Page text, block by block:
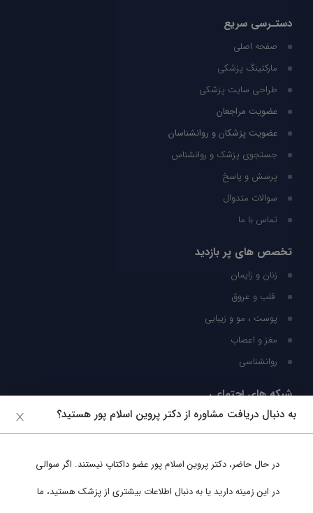
دستـرسی سریع
صفحه اصلی
مارکتینگ پزشکی
طراحی سایت پزشکی
عضویت مراجعان
عضویت پزشکان و روانشناسان
جستجوی پزشک و روانشناس
پرسش و پاسخ
سوالات متدوال
تماس با ما
تخصص های پر بازدید
زنان و زایمان
قلب و عروق
پوست ، مو و زیبایی
مغز و اعصاب
روانشناسی
شبکه های اجتماعی
ما را در شبکه های اجتماعی دنبال کنید
به دنبال دریافت مشاوره از دکتر پروین اسلام پور هستید؟
در حال حاضر، دکتر پروین اسلام پور عضو داکتاپ نیستند. اگر سوالی
در این زمینه دارید یا به دنبال اطلاعات بیشتری از پزشک هستید، ما